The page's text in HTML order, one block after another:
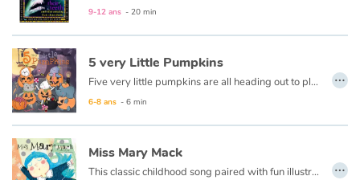
9-12 ans - 20 min
5 very Little Pumpkins
Five very little pumpkins are all heading out to play. It’ s October 31st— It’s every pumpkin’s favorite day! Join five adorable little pumpkins on their romp through their neighborhood in this silly rhyming story that celebrates all that is fun about Halloween: great friends, costumes, neighbors and candy!
6-8 ans - 6 min
…
Miss Mary Mack
This classic childhood song paired with fun illustrations is sure to have you and your little one singing and laughing along during storytime! …